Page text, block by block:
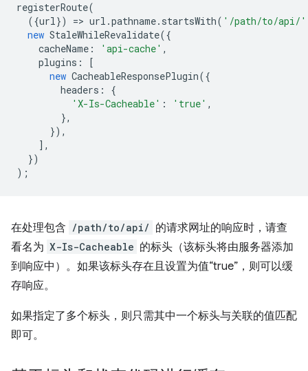
registerRoute(
({url}) => url .pathname. startsWith( '/path/to/api/'
new StaleWhileRevalidate({
cacheName : 'api-cache' ,
plugins :
[
new CacheableResponsePlugin({
headers :
{
'X-Is-Cacheable' : 'true' ,
},
}),
],
})
);
在处理包含 /path/to/api/ 的请求网址的响应时，请查
看名为 X-Is-Cacheable 的标头（该标头将由服务器添加
到响应中）。如果该标头存在且设置为值“true”，则可以缓
存响应。
如果指定了多个标头，则只需其中一个标头与关联的值匹配
即可。